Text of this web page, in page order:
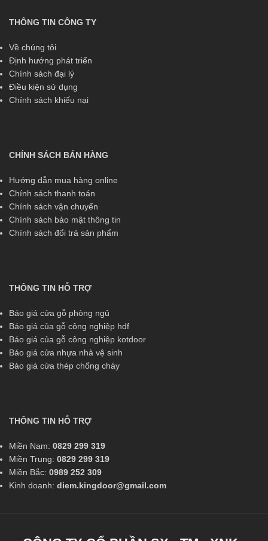
THÔNG TIN CÔNG TY
Về chúng tôi
Định hướng phát triển
Chính sách đại lý
Điều kiện sử dụng
Chính sách khiếu nại
CHÍNH SÁCH BÁN HÀNG
Hướng dẫn mua hàng online
Chính sách thanh toán
Chính sách vận chuyển
Chính sách bảo mật thông tin
Chính sách đổi trả sản phẩm
THÔNG TIN HỖ TRỢ
Báo giá cửa gỗ phòng ngủ
Báo giá của gỗ công nghiệp hdf
Báo giá của gỗ công nghiệp kotdoor
Báo giá cửa nhựa nhà vệ sinh
Báo giá cửa thép chống cháy
THÔNG TIN HỖ TRỢ
Miền Nam: 0829 299 319
Miền Trung: 0829 299 319
Miền Bắc: 0989 252 309
Kinh doanh: diem.kingdoor@gmail.com